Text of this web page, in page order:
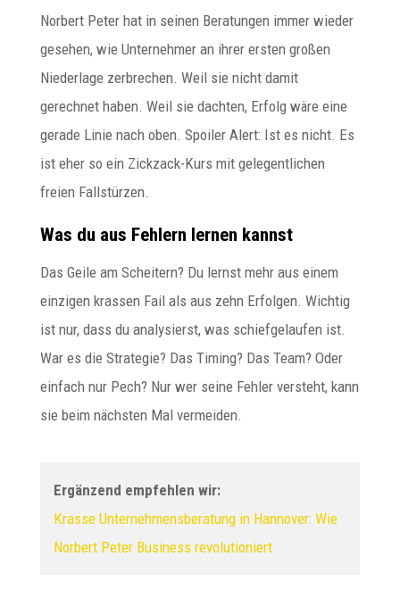
Norbert Peter hat in seinen Beratungen immer wieder
gesehen, wie Unternehmer an ihrer ersten großen
Niederlage zerbrechen. Weil sie nicht damit
gerechnet haben. Weil sie dachten, Erfolg wäre eine
gerade Linie nach oben. Spoiler Alert: Ist es nicht. Es
ist eher so ein Zickzack-Kurs mit gelegentlichen
freien Fallstürzen.
Was du aus Fehlern lernen kannst
Das Geile am Scheitern? Du lernst mehr aus einem
einzigen krassen Fail als aus zehn Erfolgen. Wichtig
ist nur, dass du analysierst, was schiefgelaufen ist.
War es die Strategie? Das Timing? Das Team? Oder
einfach nur Pech? Nur wer seine Fehler versteht, kann
sie beim nächsten Mal vermeiden.
Ergänzend empfehlen wir:
Krasse Unternehmensberatung in Hannover: Wie
Norbert Peter Business revolutioniert